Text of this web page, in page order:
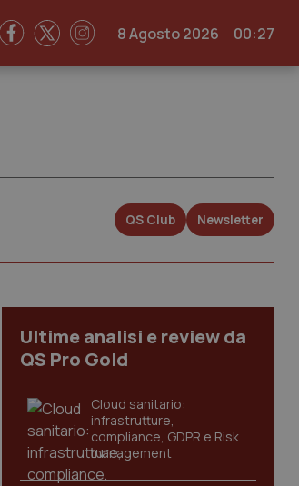
8 Agosto 2026 00:27
QS Club Newsletter
Ultime analisi e review da
QS Pro Gold
Cloud sanitario:
infrastrutture,
compliance, GDPR e Risk
management